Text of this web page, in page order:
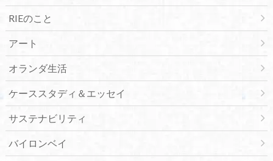
RIEのこと
アート
オランダ生活
ケーススタディ＆エッセイ
サステナビリティ
バイロンベイ